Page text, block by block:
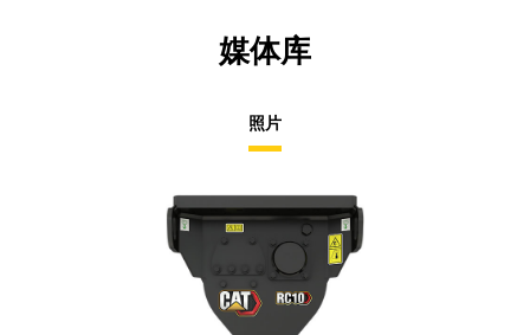
媒体库
照片